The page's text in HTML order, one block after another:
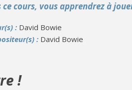
ce cours, vous apprendrez à
: David Bowie
: David Bowie
!